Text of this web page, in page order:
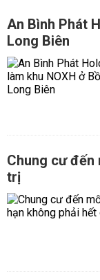
An Bình Phát
Long Biên
Chung cư đến
trị